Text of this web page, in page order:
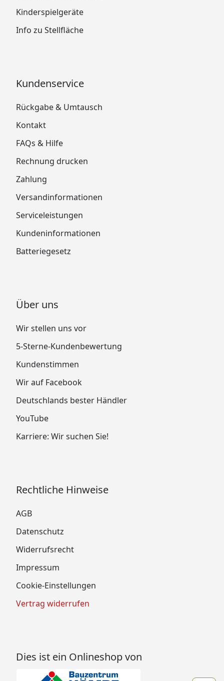
Kinderspielgeräte
Info zu Stellfläche
Kundenservice
Rückgabe & Umtausch
Kontakt
FAQs & Hilfe
Rechnung drucken
Zahlung
Versandinformationen
Serviceleistungen
Kundeninformationen
Batteriegesetz
Über uns
Wir stellen uns vor
5-Sterne-Kundenbewertung
Kundenstimmen
Wir auf Facebook
Deutschlands bester Händler
YouTube
Karriere: Wir suchen Sie!
Rechtliche Hinweise
AGB
Datenschutz
Widerrufsrecht
Impressum
Cookie-Einstellungen
Vertrag widerrufen
Dies ist ein Onlineshop von